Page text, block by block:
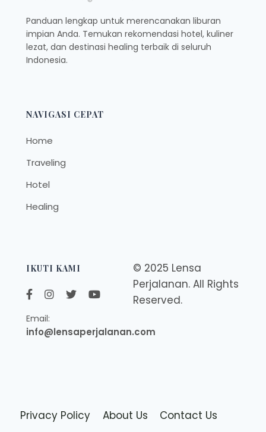
Panduan lengkap untuk merencanakan liburan
impian Anda. Temukan rekomendasi hotel, kuliner
lezat, dan destinasi healing terbaik di seluruh
Indonesia.
NAVIGASI CEPAT
Home
Traveling
Hotel
Healing
IKUTI KAMI
Email:
info@lensaperjalanan.com
© 2025 Lensa
Perjalanan. All Rights
Reserved.
Privacy Policy About Us Contact Us